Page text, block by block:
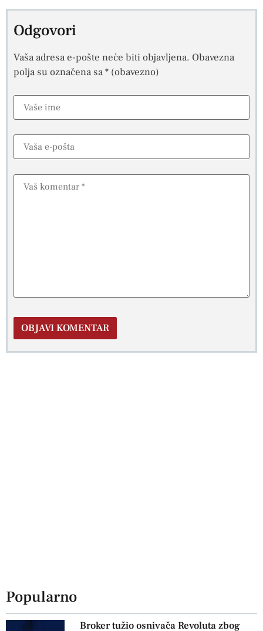
Odgovori
Vaša adresa e-pošte neće biti objavljena. Obavezna
polja su označena sa* (obavezno)
Popularno
Broker tužio osnivača Revoluta zbog